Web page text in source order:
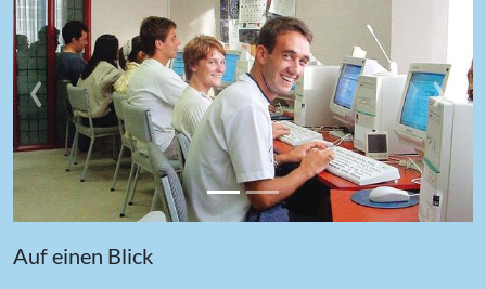
‹ ›
Auf einen Blick